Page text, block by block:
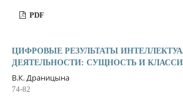
PDF
ЦИФРОВЫЕ РЕЗУЛЬТАТЫ
ДЕЯТЕЛЬНОСТИ: СУЩНОСТЬ И
В.К. Драницына
74-82